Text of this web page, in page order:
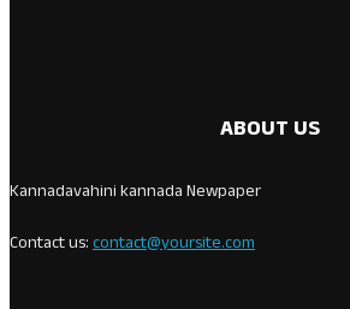
ABOUT US
Kannadavahini kannada Newpaper
Contact us:contact@yoursite.com